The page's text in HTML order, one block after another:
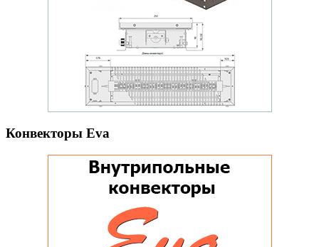
Конвекторы Eva